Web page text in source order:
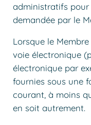
administratifs
demandée par le
Lorsque le
voie électronique
électronique par
fournies sous une
courant, à moins
en soit autrement.